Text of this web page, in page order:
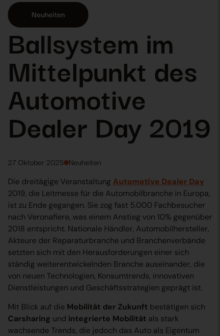
Neuheiten
Ballsystem im
Mittelpunkt des
Automotive
Dealer Day 2019
27 Oktober 2025 Neuheiten
Die dreitägige Veranstaltung Automotive Dealer Day
2019, die Leitmesse für die Automobilbranche in Europa,
ist zu Ende gegangen. Sie zog fast 5.000 Fachbesucher
nach Veronafiere, was einem Anstieg von 10% gegenüber
2018 entspricht. Nationale Händler, Automobilhersteller,
Akteure der Reparaturbranche und Branchenverbände
setzten sich mit den Herausforderungen einer sich
ständig weiterentwickelnden Branche auseinander, die
von neuen Technologien, Konsumtrends, innovativen
Dienstleistungen und Geschäftsstrategien geprägt ist.
Mit Blick auf die Mobilität der Zukunft bestätigen sich
Carsharing und integrierte Mobilität als stark
wachsende Trends, die jedoch das Auto als Eigentum